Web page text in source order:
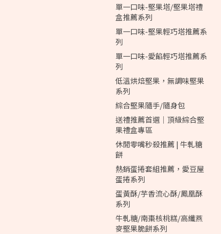
單一口味-堅果塔/堅果塔禮
盒推薦系列
單一口味-堅果輕巧塔推薦系
列
單一口味-愛餡輕巧塔推薦系
列
低溫烘焙堅果，無調味堅果
系列
綜合堅果隨手/隨身包
送禮推薦首選｜頂級綜合堅
果禮盒專區
休閒零嘴秒殺推薦 | 牛軋糖
餅
熱銷蛋捲套組推薦，愛豆屋
蛋捲系列
蛋黃酥/芋香流心酥/鳳凰酥
系列
牛軋糖/南棗核桃糕/高纖燕
麥堅果脆餅系列